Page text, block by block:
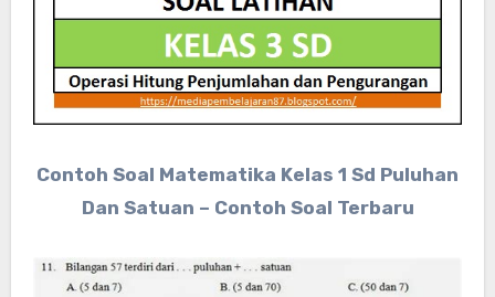
Contoh Soal Matematika Kelas 1 Sd Puluhan
Dan Satuan – Contoh Soal Terbaru